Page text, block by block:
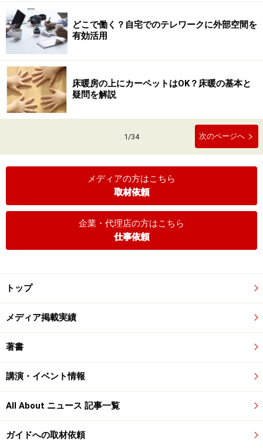
どこで働く？自宅でのテレワークに外部空間を
有効活用
床暖房の上にカーペットはOK？床暖の基本と
疑問を解説
1/34 次のページへ
メディアの方はこちら
取材依頼
企業・代理店の方はこちら
仕事依頼
トップ
メディア掲載実績
著書
講演・イベント情報
All About ニュース 記事一覧
ガイドへの取材依頼